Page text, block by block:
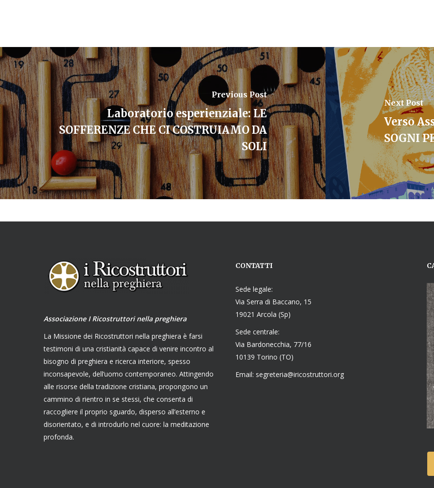
Previous Post
Laboratorio esperienziale: LE
SOFFERENZE CHE CI COSTRUIAMO DA
SOLI
Next Post
Verso
SOGNI
Associazione I Ricostruttori nella preghiera
La Missione dei Ricostruttori nella preghiera è farsi
testimoni di una cristianità capace di venire incontro al
bisogno di preghiera e ricerca interiore, spesso
inconsapevole, dell’uomo contemporaneo. Attingendo
alle risorse della tradizione cristiana, propongono un
cammino di rientro in se stessi, che consenta di
raccogliere il proprio sguardo, disperso all’esterno e
disorientato, e di introdurlo nel cuore: la meditazione
profonda.
CONTATTI
Sede legale:
Via Serra di Baccano, 15
19021 Arcola (Sp)
Sede centrale:
Via Bardonecchia, 77/16
10139 Torino (TO)
Email: segreteria@iricostruttori.org